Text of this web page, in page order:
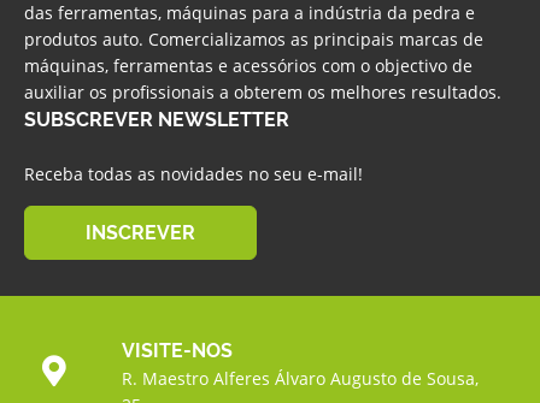
das ferramentas, máquinas para a indústria da pedra e
produtos auto. Comercializamos as principais marcas de
máquinas, ferramentas e acessórios com o objectivo de
auxiliar os profissionais a obterem os melhores resultados.
SUBSCREVER NEWSLETTER
Receba todas as novidades no seu e-mail!
INSCREVER
VISITE-NOS
R. Maestro Alferes Álvaro Augusto de Sousa,